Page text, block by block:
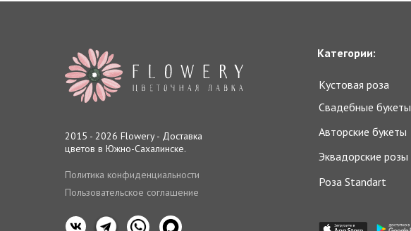
2015 - 2026 Flowery - Доставка
цветов в Южно-Сахалинске.
Кустовая роза
Cвадебные букеты
Авторские букеты
Категории:
Эквадорские розы
Роза Standart
Политика конфиденциальности
Пользовательское соглашение